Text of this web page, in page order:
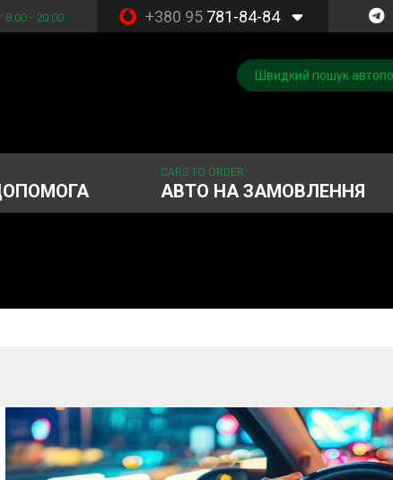
8:00 - 20:00 +380 95781-84-84
CARS TO ORDER
АВТО НА ЗАМОВЛЕННЯ